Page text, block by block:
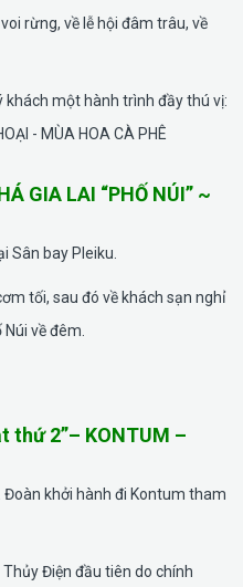
rừng, về lễ hội đâm trâu, về
một hành trình đầy thú vị:
- MÙA HOA CÀ PHÊ
GIA LAI “PHỐ NÚI” ~
Sân bay Pleiku.
tối, sau đó về khách sạn nghỉ
về đêm.
thứ 2”– KONTUM –
khởi hành đi Kontum tham
Điện đầu tiên do chính